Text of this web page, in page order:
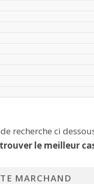
recherche ci
trouver le meilleur